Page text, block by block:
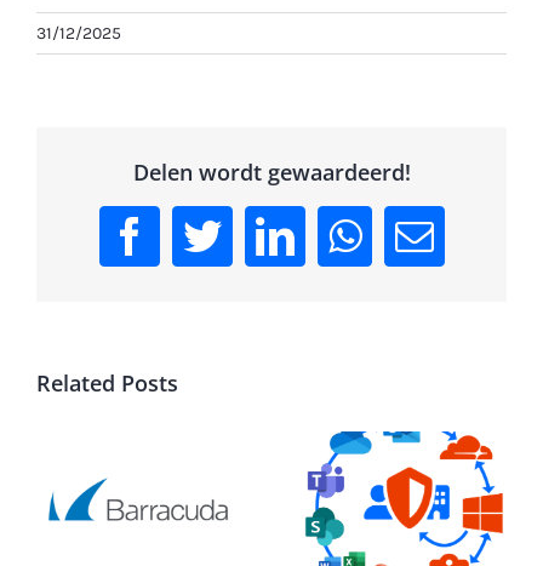
31/12/2025
Delen wordt gewaardeerd!
Facebook
TwitterLinkedInWhatsApp
Email
Related Posts